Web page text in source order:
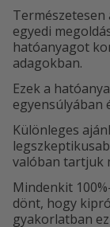
egyedi
hatóanyagot
adagokban.
Ezek a
egyensúlyában
Különleges
valóban tartjuk
Mindenkit
dönt, hogy
gyakorlatban